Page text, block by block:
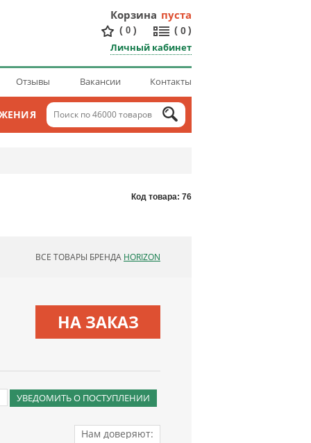
Корзина пуста
( 0 ) ( 0 )
Личный кабинет
Отзывы Вакансии Контакты
Код товара: 76
ОБНОВЛЯЮ СПИСОК
ВСЕ ТОВАРЫ БРЕНДА HORIZON
НА ЗАКАЗ
УВЕДОМИТЬ О ПОСТУПЛЕНИИ
Нам доверяют: